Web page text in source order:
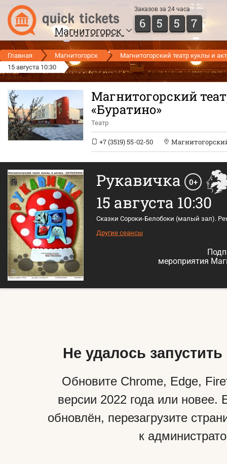
Магнитогорск
Заказов за 24 часа
6 5 5 7
Главная Магнитогорск
Магнитогорский театр куклы и
15 августа 10:30
Магнитогорский
«Буратино»
Театр
+7 (3519) 55-02-50
Рукавичка 0+
15 августа 10:30
Сказки Сороки-Белобоки (малый зал).
Другие сеансы
мероприятия